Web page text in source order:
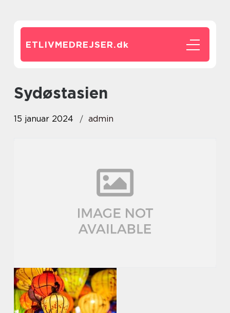
ETLIVMEDREJSER.dk
sydøstasien
15 januar 2024 admin